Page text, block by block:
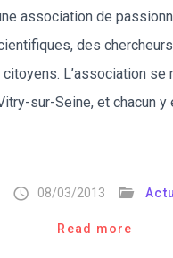
association de
des
L’association se
sur-Seine, et chacun y
08/03/2013
Read more